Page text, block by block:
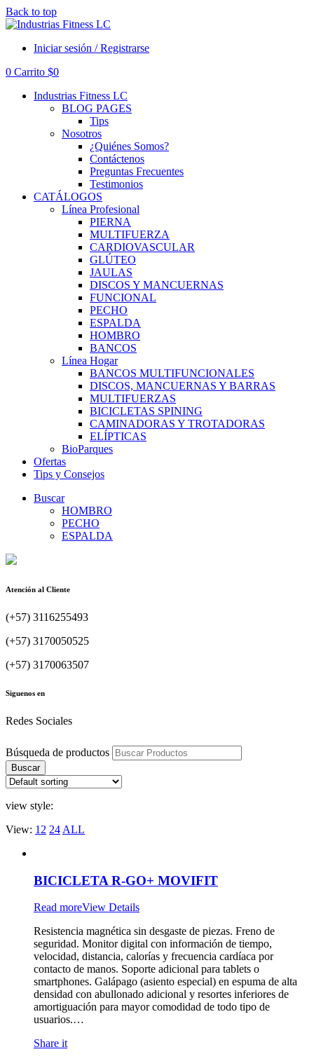
Back to top
Iniciar sesión / Registrarse
0 Carrito $0
Industrias Fitness LC
BLOG PAGES
Tips
Nosotros
¿Quiénes Somos?
Contáctenos
Preguntas Frecuentes
Testimonios
CATÁLOGOS
Línea Profesional
PIERNA
MULTIFUERZA
CARDIOVASCULAR
GLÚTEO
JAULAS
DISCOS Y MANCUERNAS
FUNCIONAL
PECHO
ESPALDA
HOMBRO
BANCOS
Línea Hogar
BANCOS MULTIFUNCIONALES
DISCOS, MANCUERNAS Y BARRAS
MULTIFUERZAS
BICICLETAS SPINING
CAMINADORAS Y TROTADORAS
ELÍPTICAS
BioParques
Ofertas
Tips y Consejos
Buscar
HOMBRO
PECHO
ESPALDA
Atención al Cliente
(+57) 3116255493
(+57) 3170050525
(+57) 3170063507
Siguenos en
Redes Sociales
Búsqueda de productos
Buscar
view style:
View: 12 24 ALL
BICICLETA R-GO+ MOVIFIT
Read moreView Details
Resistencia magnética sin desgaste de piezas. Freno de
seguridad. Monitor digital con información de tiempo,
velocidad, distancia, calorías y frecuencia cardíaca por
contacto de manos. Soporte adicional para tablets o
smartphones. Galápago (asiento especial) en espuma de alta
densidad con abullonado adicional y resortes inferiores de
amortiguación para mayor comodidad de todo tipo de
usuarios.…
Share it